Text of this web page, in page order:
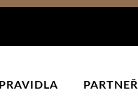
PRAVIDLA PARTNEŘI